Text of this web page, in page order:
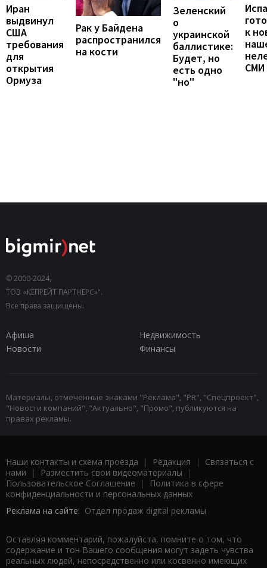
Иран
выдвинул
США
требования
для
открытия
Ормуза
Рак у Байдена
распространился
на кости
Зеленский
о
украинской
баллистике:
Будет, но
есть одно
"но"
к
СМИ
© 2000-2024,
ТОВ «КЕПРЕЙТ ПАРТНЕРС»".
Все права защищены.
Афиша
Недвижимость
Новости
Финансы
Материалы, отмеченные знаками "Реклама", "PR", "Спецпроект",
"Новости компаний", "Актуально", "Промо", публикуются на
правах рекламы.
Наши контакты и схема проезда | Редакция | Связаться с
нами | Разместить свои видеоматериалы |
Пользовательское Соглашение |
Политика в сфере
конфиденциальности и персональных данных
Реклама на сайте: Отдел продаж digital рекламы
Оставляя комментарий, пожалуйста, помните о том, что
содержание и тон Вашего сообщения могут задеть чувства
реальных людей, непосредственно или косвенно имеющих